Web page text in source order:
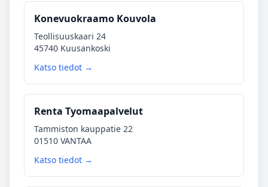
Konevuokraamo Kouvola
Teollisuuskaari 24
45740 Kuusankoski
Katso tiedot →
Renta Tyomaapalvelut
Tammiston kauppatie 22
01510 VANTAA
Katso tiedot →